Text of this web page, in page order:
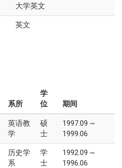
大学英文
英文
系所
学
位
期间
英语教
学
硕
士
1997.09 ~
1999.06
历史学
系
学
士
1992.09 ~
1996.06